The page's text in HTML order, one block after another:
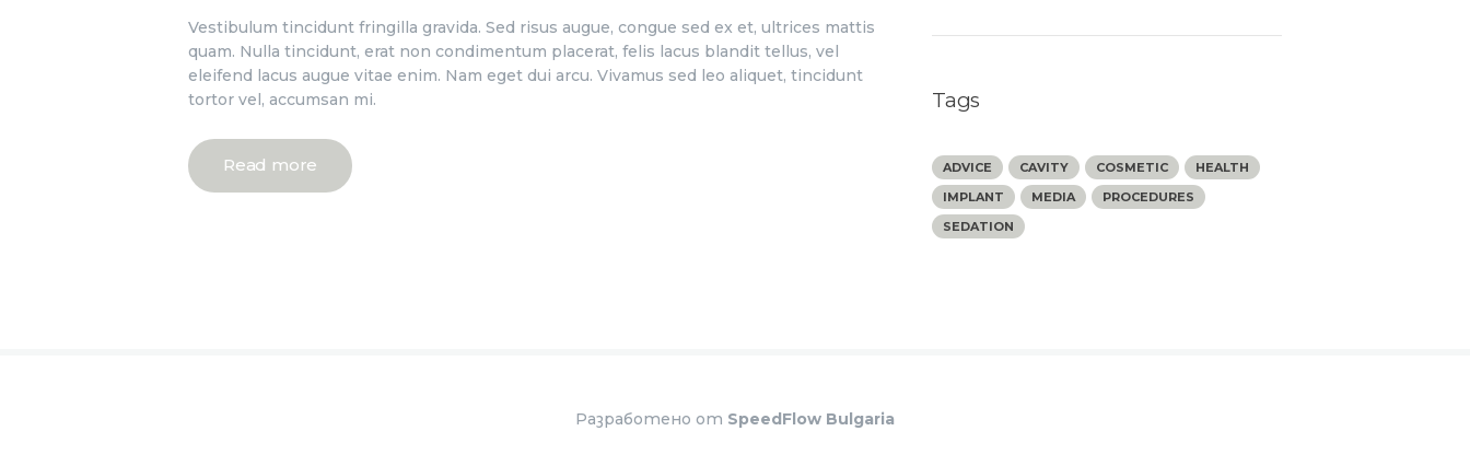
Vestibulum tincidunt fringilla gravida. Sed risus augue, congue sed ex et, ultrices mattis
quam. Nulla tincidunt, erat non condimentum placerat, felis lacus blandit tellus, vel
eleifend lacus augue vitae enim. Nam eget dui arcu. Vivamus sed leo aliquet, tincidunt
tortor vel, accumsan mi.
Read more
Tags
ADVICE CAVITY COSMETIC
HEALTH
IMPLANT
MEDIA
PROCEDURES
SEDATION
Разработено от SpeedFlow Bulgaria